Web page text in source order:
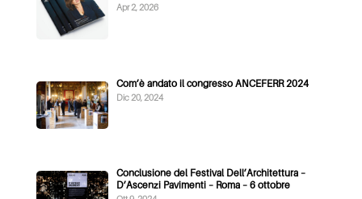
Apr 2, 2026
Com’è andato il congresso ANCEFERR 2024
Dic 20, 2024
Conclusione del Festival Dell’Architettura –
D’Ascenzi Pavimenti – Roma – 6 ottobre